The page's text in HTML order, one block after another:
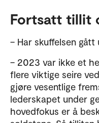
Fortsatt tillit
– Har skuffelsen
– 2023 var ikke et
flere viktige seire
gjøre vesentlige
lederskapet under
hovedfokus er å